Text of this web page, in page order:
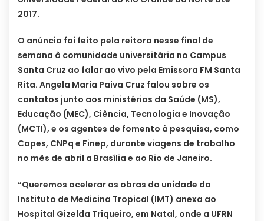
2017.
O anúncio foi feito pela reitora nesse final de
semana à comunidade universitária no Campus
Santa Cruz ao falar ao vivo pela Emissora FM Santa
Rita. Angela Maria Paiva Cruz falou sobre os
contatos junto aos ministérios da Saúde (MS),
Educação (MEC), Ciência, Tecnologia e Inovação
(MCTI), e os agentes de fomento à pesquisa, como
Capes, CNPq e Finep, durante viagens de trabalho
no mês de abril a Brasília e ao Rio de Janeiro.
“Queremos acelerar as obras da unidade do
Instituto de Medicina Tropical (IMT) anexa ao
Hospital Gizelda Triqueiro, em Natal, onde a UFRN